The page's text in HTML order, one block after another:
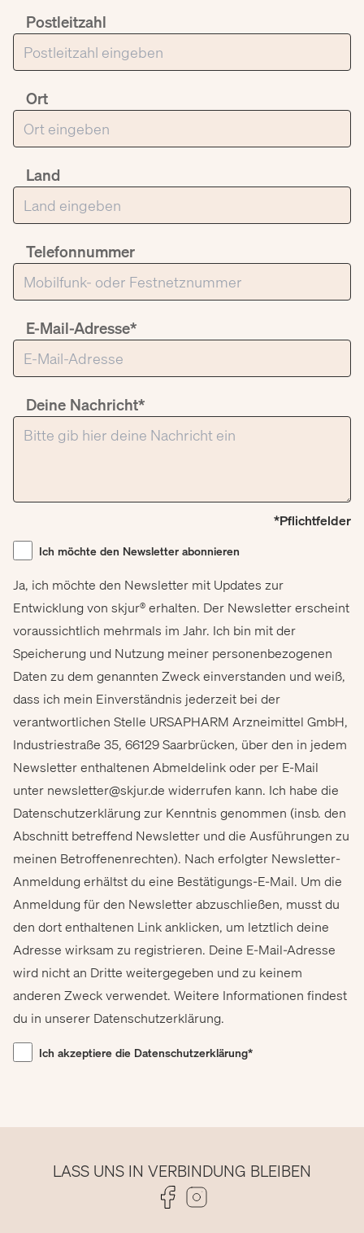
Postleitzahl
Ort
Land
Telefonnummer
E-Mail-Adresse*
Deine Nachricht*
*Pflichtfelder
Ich möchte den Newsletter abonnieren
Ja, ich möchte den Newsletter mit Updates zur
Entwicklung von skjur® erhalten. Der Newsletter erscheint
voraussichtlich mehrmals im Jahr. Ich bin mit der
Speicherung und Nutzung meiner personenbezogenen
Daten zu dem genannten Zweck einverstanden und weiß,
dass ich mein Einverständnis jederzeit bei der
verantwortlichen Stelle URSAPHARM Arzneimittel GmbH,
Industriestraße 35, 66129 Saarbrücken, über den in jedem
Newsletter enthaltenen Abmeldelink oder per E-Mail
unter newsletter@skjur.de widerrufen kann. Ich habe die
Datenschutzerklärung zur Kenntnis genommen (insb. den
Abschnitt betreffend Newsletter und die Ausführungen zu
meinen Betroffenenrechten). Nach erfolgter Newsletter-
Anmeldung erhältst du eine Bestätigungs-E-Mail. Um die
Anmeldung für den Newsletter abzuschließen, musst du
den dort enthaltenen Link anklicken, um letztlich deine
Adresse wirksam zu registrieren. Deine E-Mail-Adresse
wird nicht an Dritte weitergegeben und zu keinem
anderen Zweck verwendet. Weitere Informationen findest
du in unserer Datenschutzerklärung.
Ich akzeptiere die Datenschutzerklärung*
LASS UNS IN VERBINDUNG BLEIBEN
Folge uns auf Facebook
Folge uns auf Instagram